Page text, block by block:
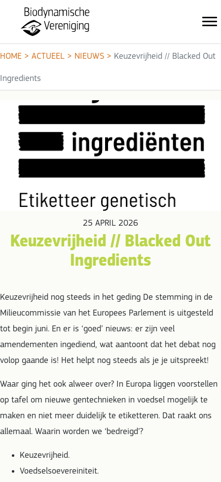
HOME > ACTUEEL > NIEUWS > Keuzevrijheid // Blacked Out
Ingredients
25 APRIL 2026
Keuzevrijheid // Blacked Out
Ingredients
Keuzevrijheid nog steeds in het geding De stemming in de
Milieucommissie van het Europees Parlement is uitgesteld
tot begin juni. En er is ‘goed’ nieuws: er zijn veel
amendementen ingediend, wat aantoont dat het debat nog
volop gaande is! Het helpt nog steeds als je je uitspreekt!
Waar ging het ook alweer over? In Europa liggen voorstellen
op tafel om nieuwe gentechnieken in voedsel mogelijk te
maken en niet meer duidelijk te etiketteren. Dat raakt ons
allemaal. Waarin worden we ‘bedreigd’?
Keuzevrijheid.
Voedselsoevereiniteit.